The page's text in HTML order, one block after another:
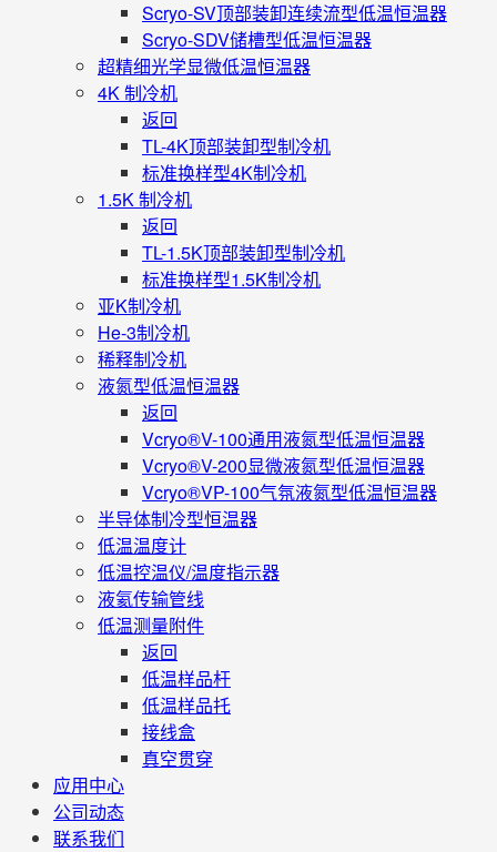
Scryo-SV顶部装卸连续流型低温恒温器
Scryo-SDV储槽型低温恒温器
超精细光学显微低温恒温器
4K 制冷机
返回
TL-4K顶部装卸型制冷机
标准换样型4K制冷机
1.5K 制冷机
返回
TL-1.5K顶部装卸型制冷机
标准换样型1.5K制冷机
亚K制冷机
He-3制冷机
稀释制冷机
液氮型低温恒温器
返回
Vcryo®V-100通用液氮型低温恒温器
Vcryo®V-200显微液氮型低温恒温器
Vcryo®VP-100气氛液氮型低温恒温器
半导体制冷型恒温器
低温温度计
低温控温仪/温度指示器
液氦传输管线
低温测量附件
返回
低温样品杆
低温样品托
接线盒
真空贯穿
应用中心
公司动态
联系我们